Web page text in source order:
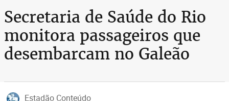
Secretaria de Saúde do Rio
monitora passageiros que
desembarcam no Galeão
Estadão Conteúdo